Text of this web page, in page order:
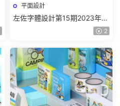
平面設計
左佐字體設計第15期2023年
【畫質還行有大部分素材】
2